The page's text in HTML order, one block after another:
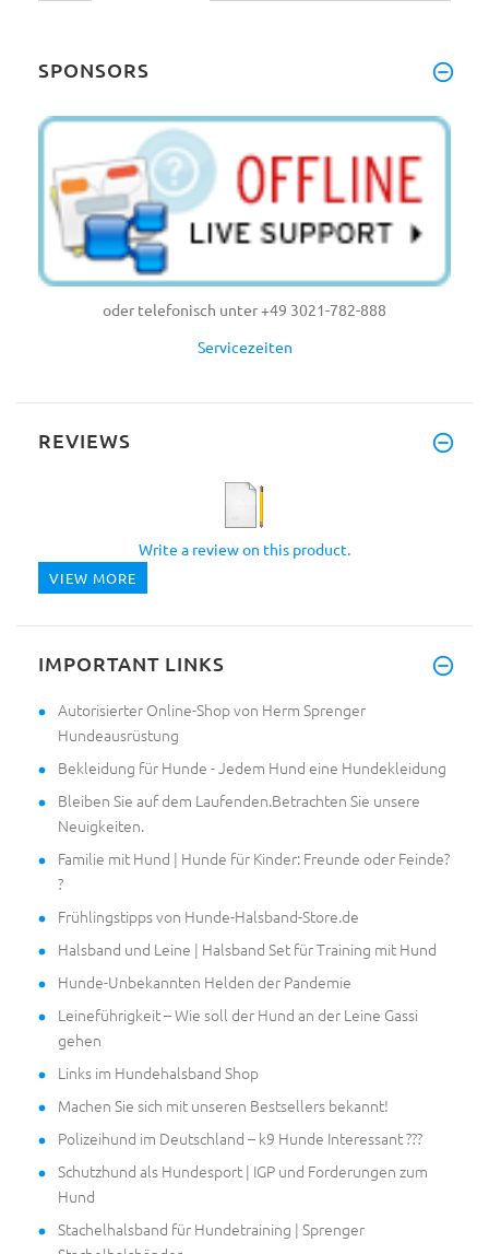
SPONSORS
oder telefonisch unter +49 3021-782-888
Servicezeiten
REVIEWS
Write a review on this product.
VIEW MORE
IMPORTANT LINKS
Autorisierter Online-Shop von Herm Sprenger
Hundeausrüstung
Bekleidung für Hunde - Jedem Hund eine Hundekleidung
Bleiben Sie auf dem Laufenden.Betrachten Sie unsere
Neuigkeiten.
Familie mit Hund | Hunde für Kinder: Freunde oder Feinde?
?
Frühlingstipps von Hunde-Halsband-Store.de
Halsband und Leine | Halsband Set für Training mit Hund
Hunde-Unbekannten Helden der Pandemie
Leineführigkeit – Wie soll der Hund an der Leine Gassi
gehen
Links im Hundehalsband Shop
Machen Sie sich mit unseren Bestsellers bekannt!
Polizeihund im Deutschland – k9 Hunde Interessant ???
Schutzhund als Hundesport | IGP und Forderungen zum
Hund
Stachelhalsband für Hundetraining | Sprenger